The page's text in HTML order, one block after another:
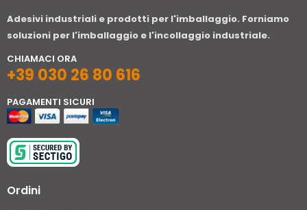
Adesivi industriali e prodotti per l'imballaggio. Forniamo
soluzioni per l'imballaggio e l'incollaggio industriale.
CHIAMACI ORA
+39 030 26 80 616
PAGAMENTI SICURI
Ordini